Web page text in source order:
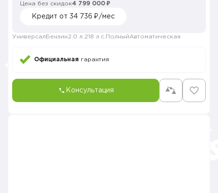
Цена без скидок4 799 000 ₽
Кредит от 34 736 ₽/мес
Универсал Бензин2.0 л. 218 л.с. ПолныйАвтоматическая
Официальная гарантия
Консультация